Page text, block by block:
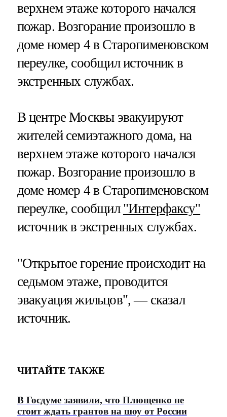
верхнем этаже которого начался
пожар. Возгорание произошло в
доме номер 4 в Старопименовском
переулке, сообщил источник в
экстренных службах.
В центре Москвы эвакуируют
жителей семиэтажного дома, на
верхнем этаже которого начался
пожар. Возгорание произошло в
доме номер 4 в Старопименовском
переулке, сообщил "Интерфаксу"
источник в экстренных службах.
"Открытое горение происходит на
седьмом этаже, проводится
эвакуация жильцов", — сказал
источник.
ЧИТАЙТЕ ТАКЖЕ
В Госдуме заявили, что Плющенко не
стоит ждать грантов на шоу от России